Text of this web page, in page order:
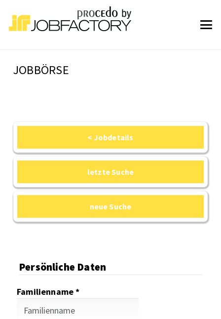
JOBBÖRSE
< Jobdetails
letzte Suche
neue Suche
Persönliche Daten
Familienname *